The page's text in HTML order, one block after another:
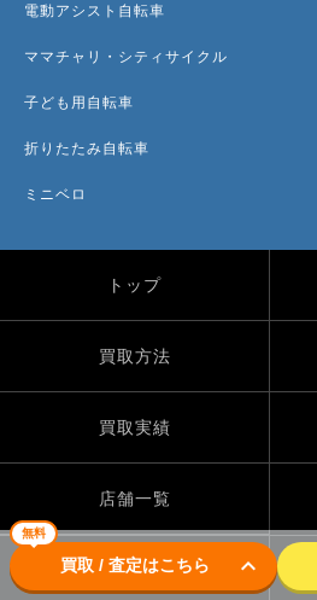
無料
買取 / 査定はこちら keyboard_arrow_down
電動アシスト自転車
ママチャリ・シティサイクル
子ども用自転車
折りたたみ自転車
ミニベロ
トップ
買取方法
買取実績
店舗一覧
Instagram